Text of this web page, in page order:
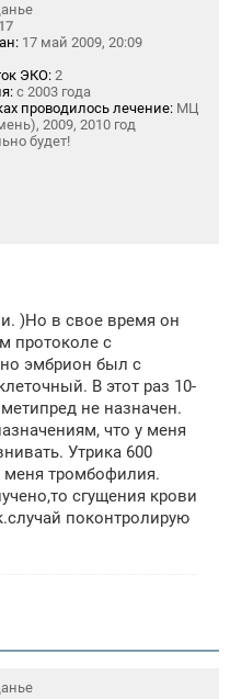
17 май 2009, 20:09
ЭКО: 2
с 2003 года
проводилось лечение: МЦ
2009, 2010 год
будет!
)Но в свое время он
протоколе с
эмбрион был с
В этот раз 10-
не назначен.
что у меня
Утрика 600
меня тромбофилия.
сгущения крови
поконтролирую